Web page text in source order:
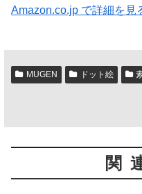
Amazon.co.jp で詳細を見
MUGEN ドット絵
関